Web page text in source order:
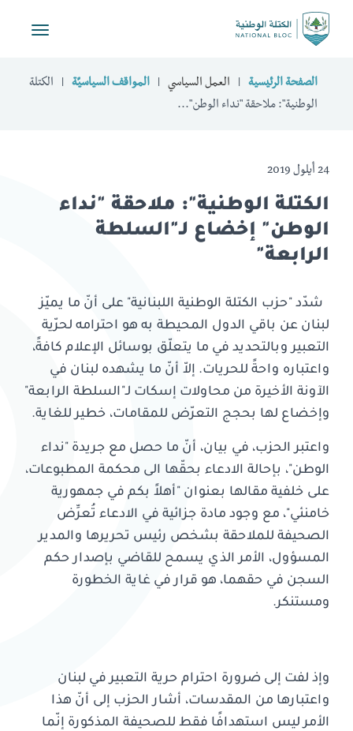
Toggle
الصفحة الرئيسية العمل السياسي المواقف السياسيّة
الكتلة
الوطنية": ملاحقة "نداء الوطن"...
24 أيلول 2019
الكتلة الوطنية": ملاحقة "نداء
الوطن" إخضاع لـ"السلطة
الرابعة"
شدّد "حزب الكتلة الوطنية اللبنانية" على أنّ ما يميّز
لبنان عن باقي الدول المحيطة به هو احترامه لحرّية
التعبير وبالتحديد في ما يتعلّق بوسائل الإعلام كافةً،
واعتباره واحةً للحريات. إلاّ أنّ ما يشهده لبنان في
الآونة الأخيرة من محاولات إسكات لـ"السلطة الرابعة"
وإخضاع لها بحجج التعرّض للمقامات، خطير للغاية.
واعتبر الحزب، في بيان، أنّ ما حصل مع جريدة "نداء
الوطن"، بإحالة الادعاء بحقّها الى محكمة المطبوعات،
على خلفية مقالها بعنوان "أهلاً بكم في جمهورية
خامنئي"، مع وجود مادة جزائية في الادعاء تُعرِّض
الصحيفة للملاحقة بشخص رئيس تحريرها والمدير
المسؤول، الأمر الذي يسمح للقاضي بإصدار حكم
السجن في حقهما، هو قرار في غاية الخطورة
ومستنكر.
وإذ لفت إلى ضرورة احترام حرية التعبير في لبنان
واعتبارها من المقدسات، أشار الحزب إلى أنّ هذا
الأمر ليس استهدافًا فقط للصحيفة المذكورة إنّما